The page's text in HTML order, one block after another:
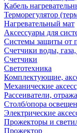
Кабель
Терморегулятор
Нагревательный мат
Аксессуары для
Системы защиты от
Счетчики воды,
Счетчики
Светотехника
Комплектующие,
Механические
Рассеиватели,
Столб/опора
Электрические
Прожекторы и
Прожектор